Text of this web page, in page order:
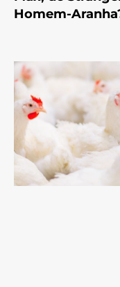
Homem-